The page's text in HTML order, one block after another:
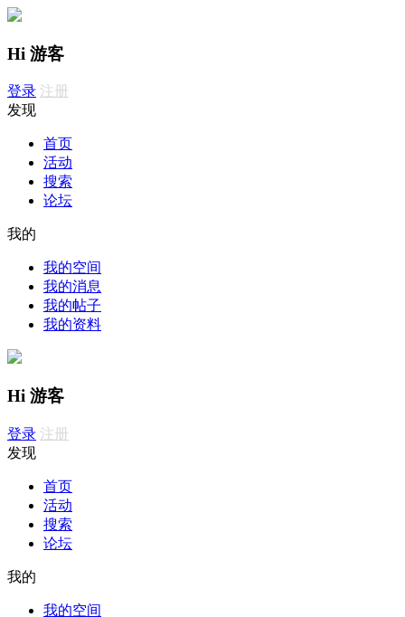
Hi 游客
登录 注册
发现
首页
活动
搜索
论坛
我的
我的空间
我的消息
我的帖子
我的资料
Hi 游客
登录 注册
发现
首页
活动
搜索
论坛
我的
我的空间